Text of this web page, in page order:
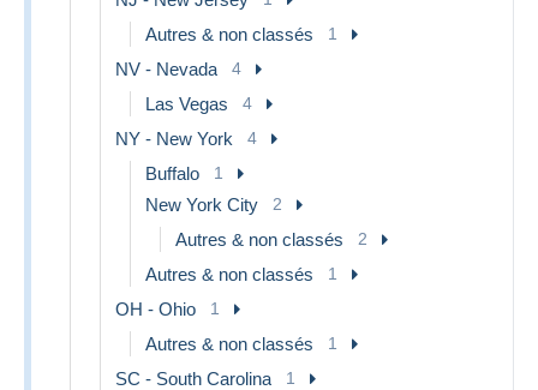
Autres & non classés 1
NV - Nevada 4
Las Vegas 4
NY - New York 4
Buffalo 1
New York City 2
Autres & non classés 2
Autres & non classés 1
OH - Ohio 1
Autres & non classés 1
SC - South Carolina 1